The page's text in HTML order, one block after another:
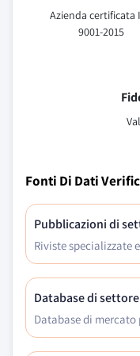
Azienda certificata
9001-2015
Fonti Di Dati
Pubblicazioni di
Riviste specializzate
Database di settore
Database di